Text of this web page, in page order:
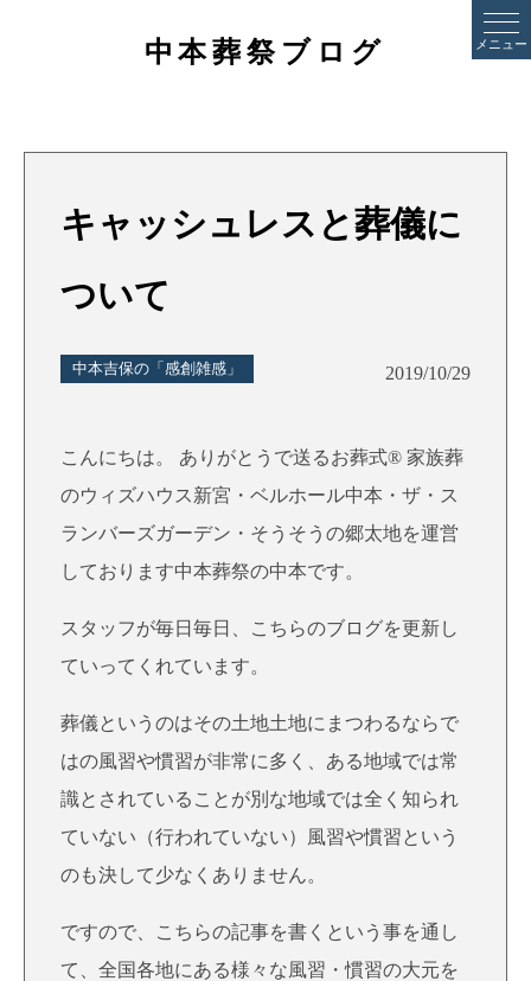
メニュー
中本葬祭ブログ
キャッシュレスと葬儀に
ついて
中本吉保の「感創雑感」 2019/10/29
こんにちは。 ありがとうで送るお葬式® 家族葬
のウィズハウス新宮・ベルホール中本・ザ・ス
ランバーズガーデン・そうそうの郷太地を運営
しております中本葬祭の中本です。
スタッフが毎日毎日、こちらのブログを更新し
ていってくれています。
葬儀というのはその土地土地にまつわるならで
はの風習や慣習が非常に多く、ある地域では常
識とされていることが別な地域では全く知られ
ていない（行われていない）風習や慣習という
のも決して少なくありません。
ですので、こちらの記事を書くという事を通し
て、全国各地にある様々な風習・慣習の大元を